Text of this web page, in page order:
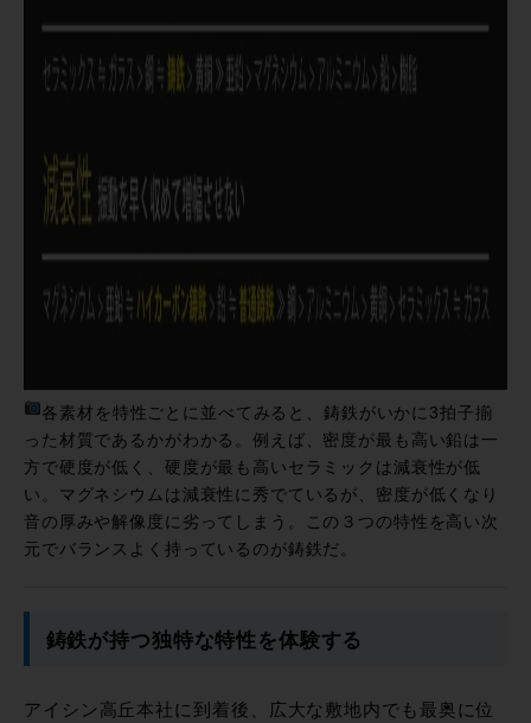
各素材を特性ごとに並べてみると、鋳鉄がいかに3拍子揃
った材質であるかがわかる。例えば、密度が最も高い鉛は一
方で硬度が低く、硬度が最も高いセラミックは減衰性が低
い。マグネシウムは減衰性に秀でているが、密度が低くなり
音の厚みや解像度に劣ってしまう。この３つの特性を高い次
元でバランスよく持っているのが鋳鉄だ。
鋳鉄が持つ独特な特性を体験する
アイシン高丘本社に到着後、広大な敷地内でも最奥に位